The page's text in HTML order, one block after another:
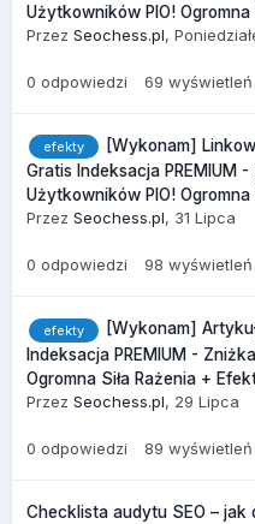
Użytkowników PIO!
Przez Seochess.pl,
0 odpowiedzi 69 wyświetleń
efekty
[Wykonam]
Gratis Indeksacja PREMIUM
Użytkowników PIO!
Przez Seochess.pl, 31 Lipca
0 odpowiedzi 98 wyświetleń
efekty
[Wykonam]
Indeksacja PREMIUM -
Ogromna Siła Rażenia +
Przez Seochess.pl, 29 Lipca
0 odpowiedzi 89 wyświetleń
Checklista audytu SEO – jak